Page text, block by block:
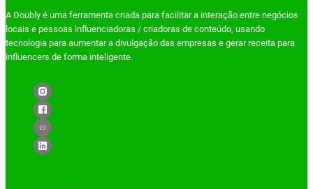
A Doubly é uma ferramenta criada para facilitar a interação entre negócios
locais e pessoas influenciadoras / criadoras de conteúdo, usando
tecnologia para aumentar a divulgação das empresas e gerar receita para
influencers de forma inteligente.